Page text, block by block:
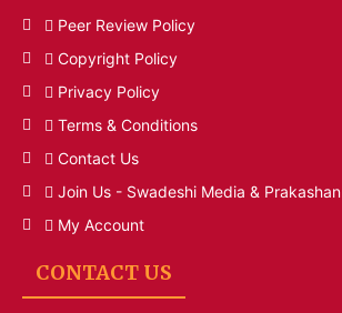
Peer Review Policy
Copyright Policy
Privacy Policy
Terms & Conditions
Contact Us
Join Us - Swadeshi Media & Prakashan
My Account
CONTACT US